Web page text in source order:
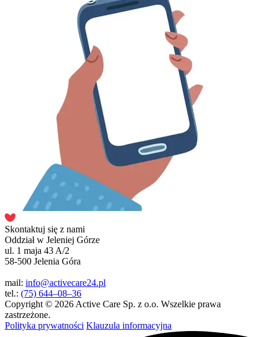
Skontaktuj się z nami
Oddział w Jeleniej Górze
ul. 1 maja 43 A/2
58-500 Jelenia Góra
mail: info@activecare24.pl
tel.: (75) 644–08–36
Copyright © 2026 Active Care Sp. z o.o. Wszelkie prawa
zastrzeżone.
Polityka prywatności Klauzula informacyjna